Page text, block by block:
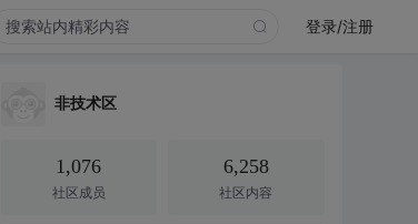
登录/注册
非技术区
1,076
社区成员
6,258
社区内容